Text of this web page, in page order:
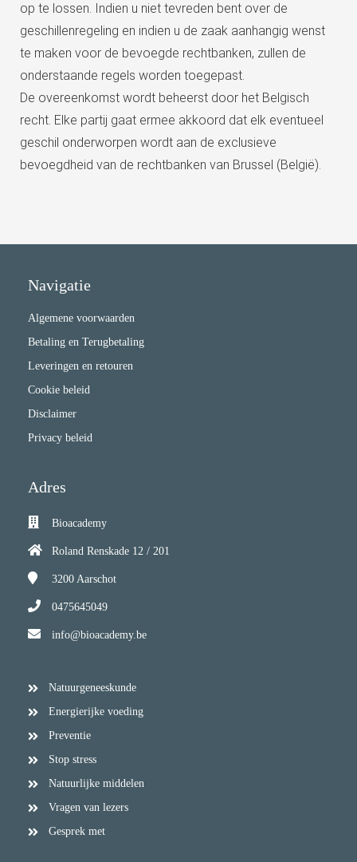
op te lossen. Indien u niet tevreden bent over de
geschillenregeling en indien u de zaak aanhangig wenst
te maken voor de bevoegde rechtbanken, zullen de
onderstaande regels worden toegepast.
De overeenkomst wordt beheerst door het Belgisch
recht. Elke partij gaat ermee akkoord dat elk eventueel
geschil onderworpen wordt aan de exclusieve
bevoegdheid van de rechtbanken van Brussel (België).
Navigatie
Algemene voorwaarden
Betaling en Terugbetaling
Leveringen en retouren
Cookie beleid
Disclaimer
Privacy beleid
Adres
Bioacademy
Roland Renskade 12 / 201
3200 Aarschot
0475645049
info@bioacademy.be
Natuurgeneeskunde
Energierijke voeding
Preventie
Stop stress
Natuurlijke middelen
Vragen van lezers
Gesprek met